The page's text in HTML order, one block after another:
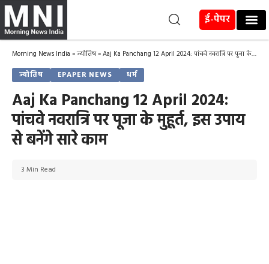
ई-पेपर
Morning News India »ज्योतिष»Aaj Ka Panchang 12 April 2024: पांचवे नवरात्रि पर पूजा के मुहूर्त, इस उपाय से बनेंगे सारे काम
ज्योतिष EPAPER NEWS धर्म
Aaj Ka Panchang 12 April 2024:
पांचवे नवरात्रि पर पूजा के मुहूर्त, इस उपाय
से बनेंगे सारे काम
3 Min Read